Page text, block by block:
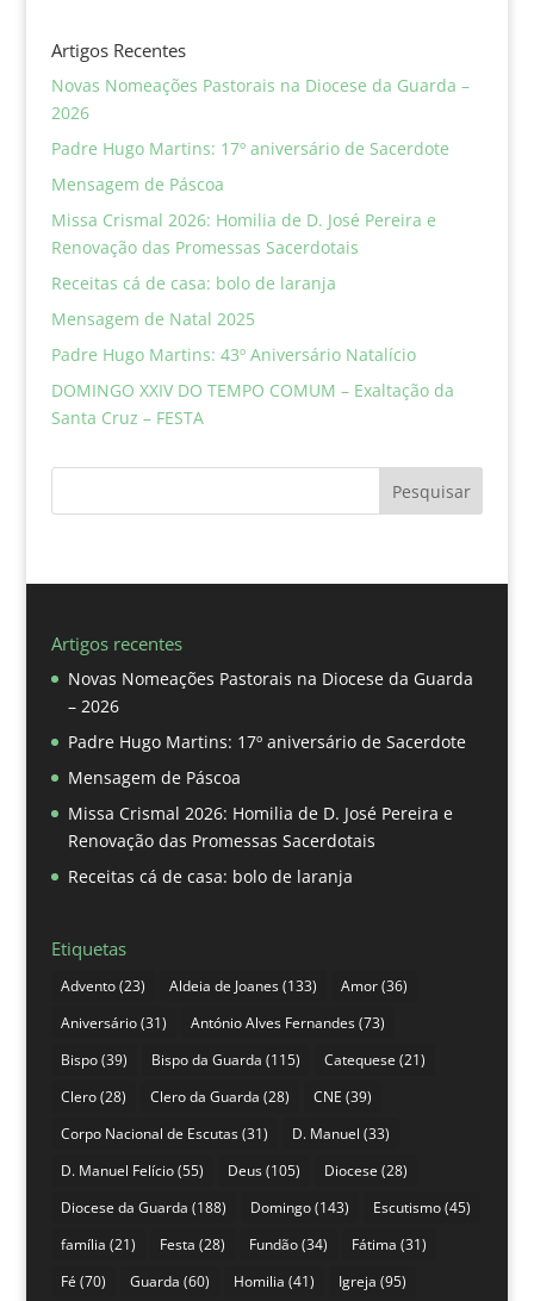
Artigos Recentes
Novas Nomeações Pastorais na Diocese da Guarda –
2026
Padre Hugo Martins: 17º aniversário de Sacerdote
Mensagem de Páscoa
Missa Crismal 2026: Homilia de D. José Pereira e
Renovação das Promessas Sacerdotais
Receitas cá de casa: bolo de laranja
Mensagem de Natal 2025
Padre Hugo Martins: 43º Aniversário Natalício
DOMINGO XXIV DO TEMPO COMUM – Exaltação da
Santa Cruz – FESTA
Pesquisar
Artigos recentes
Novas Nomeações Pastorais na Diocese da Guarda
– 2026
Padre Hugo Martins: 17º aniversário de Sacerdote
Mensagem de Páscoa
Missa Crismal 2026: Homilia de D. José Pereira e
Renovação das Promessas Sacerdotais
Receitas cá de casa: bolo de laranja
Etiquetas
Advento(23) Aldeia de Joanes(133) Amor(36)
Aniversário(31) António Alves Fernandes(73)
Bispo(39) Bispo da Guarda (115) Catequese (21)
Clero(28) Clero da Guarda (28) CNE (39)
Corpo Nacional de Escutas(31) D. Manuel (33)
D. Manuel Felício(55) Deus(105) Diocese (28)
Diocese da Guarda (188) Domingo(143) Escutismo(45)
família (21) Festa (28) Fundão(34) Fátima (31)
Fé (70) Guarda (60) Homilia (41) Igreja (95)